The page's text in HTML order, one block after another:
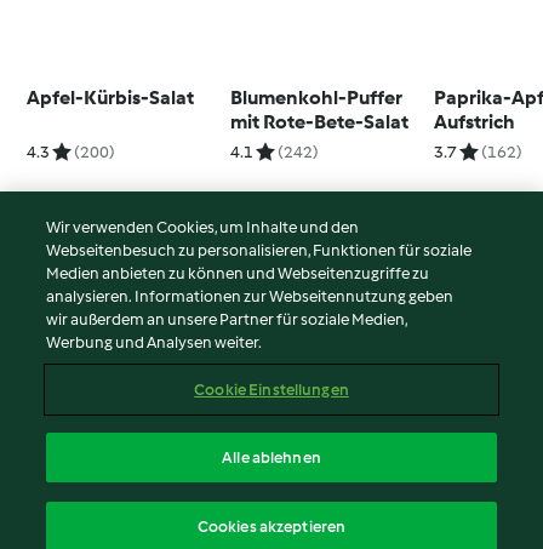
Apfel-Kürbis-Salat
4.3 (200)
Blumenkohl-Puffer
mit Rote-Bete-Salat
4.1 (242)
Paprika-
Aufstrich
3.7 (162)
© Copyright 2026
Nutzungsbedingungen
Datenschutzrichtlinien
Impressum
Inhalt melden
Wir verwenden Cookies, um Inhalte und den
Webseitenbesuch zu personalisieren, Funktionen für soziale
Medien anbieten zu können und Webseitenzugriffe zu
analysieren. Informationen zur Webseitennutzung geben
wir außerdem an unsere Partner für soziale Medien,
Werbung und Analysen weiter.
Cookie Einstellungen
Alle ablehnen
Cookies akzeptieren